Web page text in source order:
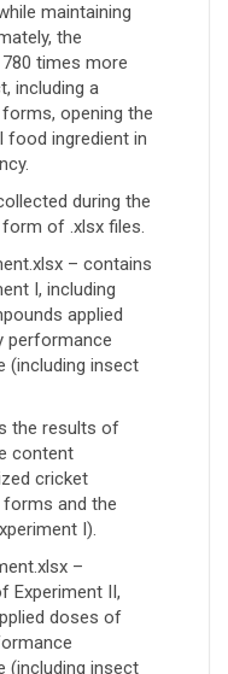
maintaining
the
times more
including a
opening the
ingredient in
during the
of .xlsx files.
– contains
I, including
applied
performance
(including insect
the results of
content
cricket
and the
I).
–
Experiment II,
doses of
(including insect